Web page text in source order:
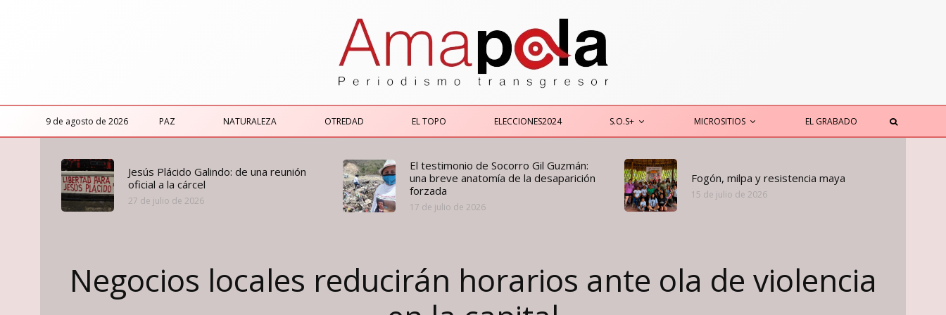
9 de agosto de 2026 PAZ NATURALEZA OTREDAD EL TOPO ELECCIONES2024 S.O.S+ MICROSITIOS EL GRABADO
Jesús Plácido Galindo: de una reunión
oficial a la cárcel
27 de julio de 2026
El testimonio de Socorro Gil Guzmán:
una breve anatomía de la desaparición
forzada
17 de julio de 2026
Fogón, milpa y resistencia maya
15 de julio de 2026
Negocios locales reducirán horarios ante ola de violencia